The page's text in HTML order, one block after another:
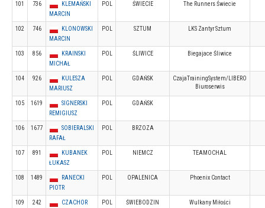
101 736
KLEMAŃSKI
MARCIN
POL ŚWIECIE The Runners Świecie
102 746
KLONOWSKI
MARCIN
POL SZTUM LKS Zantyr Sztum
103 856
KRAINSKI
MICHAŁ
POL ŚLIWICE Biegajace Śliwice
104 926
KULESZA
MARIUSZ
POL GDAŃSK
CzajaTrainingSystem/LIBERO
Biuroserwis
105 1619
SIGNERSKI
REMIGIUSZ
POL GDAŃSK
106 1677
SOBIERALSKI
RAFAŁ
POL BRZOZA
107 891
KUBANEK
ŁUKASZ
POL NIEMCZ TEAMOCHAL
108 1489
RANECKI
PIOTR
POL OPALENICA Phoenix Contact
109 242
CZACHOR
POL ŚWIEBODZIN Wulkany Miłości